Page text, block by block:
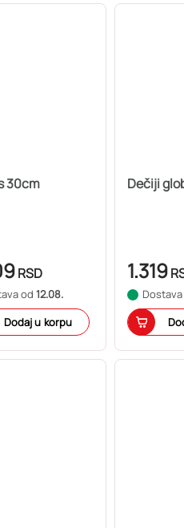
30cm
RSD
od 12.08.
Dodaj u korpu
Dečiji
1.319